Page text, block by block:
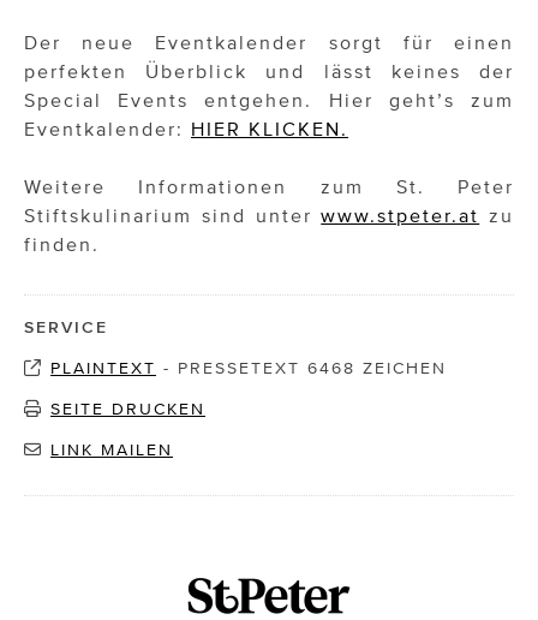
Der neue Eventkalender sorgt für einen
perfekten Überblick und lässt keines der
Special Events entgehen. Hier geht’s zum
Eventkalender: HIER KLICKEN.
Weitere Informationen zum St. Peter
Stiftskulinarium sind unterwww.stpeter.at zu
finden.
SERVICE
PLAINTEXT - PRESSETEXT 6468 ZEICHEN
SEITE DRUCKEN
LINK MAILEN